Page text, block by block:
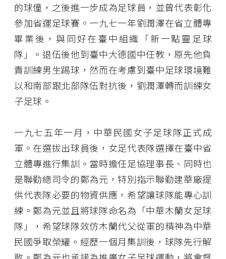
的球僮，之後進一步成為足球員，並曾代表彰化
參加省運足球賽。一九七一年劉潤澤在省立體專
畢業後，與同好在臺中組織「新一點靈足球
隊」。退伍後他到臺中大德國中任教，原先他負
責訓練男生踢球，然而在考慮到臺中足球環境難
以和南部跟北部隊伍對抗後，劉潤澤轉而訓練女
子足球。
一九七五年一月，中華民國女子足球隊正式成
軍。在選拔出球員後，女足代表隊選擇在臺中省
立體專進行集訓。當時擔任足協理事長、同時也
是聯勤總司令的鄭為元，特別指示聯勤建華廠提
供代表隊必要的物資供應，希望讓球隊能專心訓
練。鄭為元並且將球隊命名為「中華木蘭女足球
隊」，希望球隊效仿木蘭代父從軍的精神為中華
民國爭取榮耀。經歷一個月集訓後，球隊先行解